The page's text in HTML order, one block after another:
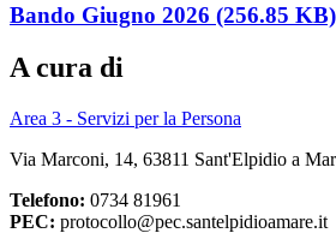
Bando Giugno 2026 (256.85 KB)
A cura di
Area 3 - Servizi per la Persona
Via Marconi, 14, 63811 Sant'Elpidio a
Telefono: 0734 81961
PEC: protocollo@pec.santelpidioamare.it